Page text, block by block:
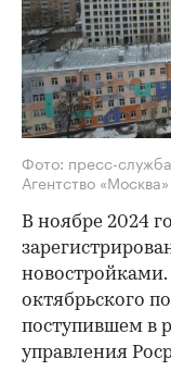
Фото: пресс-
Агентство «Москва»
В ноябре 2024
октябрьского
поступившем в
управления